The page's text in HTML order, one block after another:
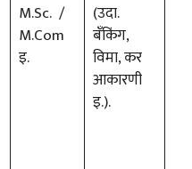
M.Sc. /
M.Com
इ.
(उदा.
बँकिंग,
विमा, कर
आकारणी
इ.).